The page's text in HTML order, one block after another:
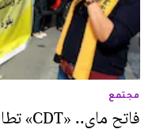
مجتمع
فاتح ماي.. «CDT» تطالب بالزيادة العامة في الأجور